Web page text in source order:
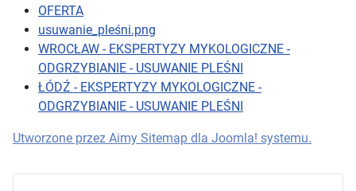
OFERTA
usuwanie_pleśni.png
WROCŁAW - EKSPERTYZY MYKOLOGICZNE -
ODGRZYBIANIE - USUWANIE PLEŚNI
ŁÓDŹ - EKSPERTYZY MYKOLOGICZNE -
ODGRZYBIANIE - USUWANIE PLEŚNI
Utworzone przez Aimy Sitemap dla Joomla! systemu.